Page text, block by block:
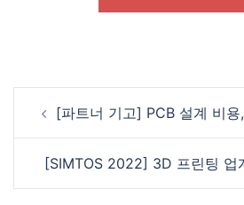
navigation
[파트너 기고] PCB 설계 비
[SIMTOS 2022] 3D 프린팅 업